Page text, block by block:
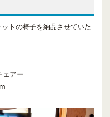
トの椅子を納品させていた
ェアー